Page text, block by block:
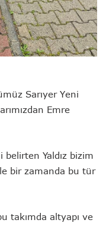
Sarıyer Yeni
Emre
Yaldız bizim
bir zamanda bu tür
takımda altyapı ve